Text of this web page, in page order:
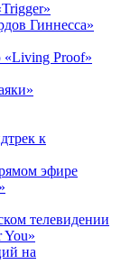
Гиннесса»
«Living Proof»
к
эфире
телевидении
на